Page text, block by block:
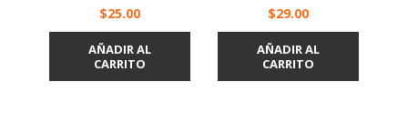
Precio
$25.00
AÑADIR AL
CARRITO
Precio
$29.00
AÑADIR AL
CARRITO